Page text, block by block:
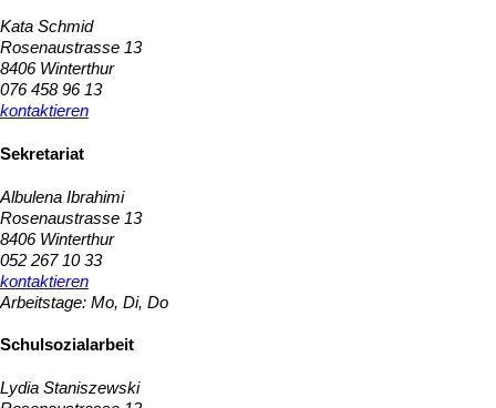
Kata Schmid
Rosenaustrasse 13
8406 Winterthur
076 458 96 13
kontaktieren
Sekretariat
Albulena Ibrahimi
Rosenaustrasse 13
8406 Winterthur
052 267 10 33
kontaktieren
Arbeitstage: Mo, Di, Do
Schulsozialarbeit
​Lydia Staniszewski